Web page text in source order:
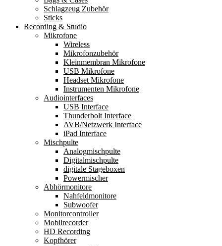
Schlagzeug Zubehör
Sticks
Recording & Studio
Mikrofone
Wireless
Mikrofonzubehör
Kleinmembran Mikrofone
USB Mikrofone
Headset Mikrofone
Instrumenten Mikrofone
Audiointerfaces
USB Interface
Thunderbolt Interface
AVB/Netzwerk Interface
iPad Interface
Mischpulte
Analogmischpulte
Digitalmischpulte
digitale Stageboxen
Powermischer
Abhörmonitore
Nahfeldmonitore
Subwoofer
Monitorcontroller
Mobilrecorder
HD Recording
Kopfhörer